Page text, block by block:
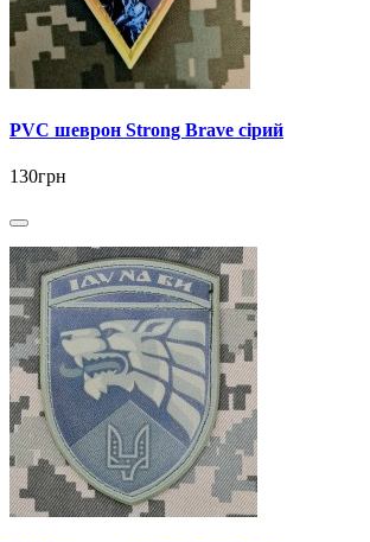
PVC шеврон Strong Brave сірий
130грн